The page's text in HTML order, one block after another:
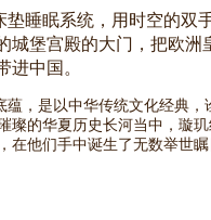
睡眠系统，用时空的双
城堡宫殿的大门，把欧洲
进中国。
蕴，是以中华传统文化经典，
璨的华夏历史长河当中，璇
在他们手中诞生了无数举世瞩